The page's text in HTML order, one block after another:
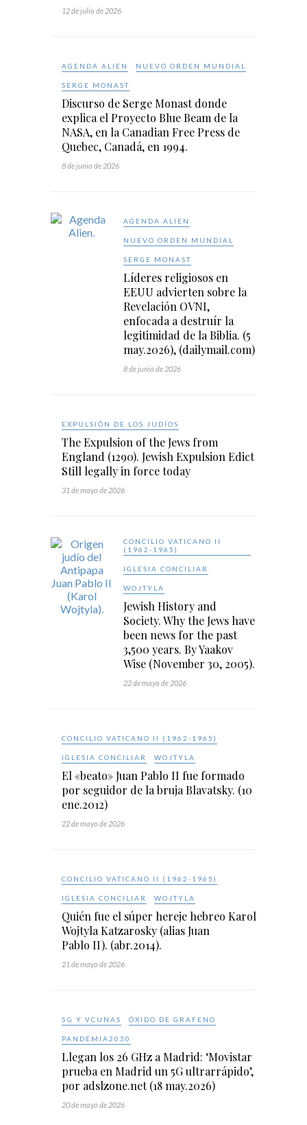
12 de julio de 2026
AGENDA ALIEN NUEVO ORDEN MUNDIAL
SERGE MONAST
Discurso de Serge Monast donde
explica el Proyecto Blue Beam de la
NASA, en la Canadian Free Press de
Quebec, Canadá, en 1994.
8 de junio de 2026
AGENDA ALIEN
NUEVO ORDEN MUNDIAL
SERGE MONAST
Líderes religiosos en
EEUU advierten sobre la
Revelación OVNI,
enfocada a destruír la
legitimidad de la Biblia. (5
may.2026), (dailymail.com)
8 de junio de 2026
EXPULSIÓN DE LOS JUDÍOS
The Expulsion of the Jews from
England (1290). Jewish Expulsion Edict
Still legally in force today
31 de mayo de 2026
CONCILIO VATICANO II
(1962-1965)
IGLESIA CONCILIAR
WOJTYLA
Jewish History and
Society. Why the Jews have
been news for the past
3,500 years. By Yaakov
Wise (November 30, 2005).
22 de mayo de 2026
CONCILIO VATICANO II (1962-1965)
IGLESIA CONCILIAR WOJTYLA
El «beato» Juan Pablo II fue formado
por seguidor de la bruja Blavatsky. (10
ene.2012)
22 de mayo de 2026
CONCILIO VATICANO II (1962-1965)
IGLESIA CONCILIAR WOJTYLA
Quién fue el súper hereje hebreo Karol
Wojtyla Katzarosky (alias Juan
Pablo II). (abr.2014).
21 de mayo de 2026
5G Y VCUNAS ÓXIDO DE GRAFENO
PANDEMIA2030
Llegan los 26 GHz a Madrid: ‘Movistar
prueba en Madrid un 5G ultrarrápido’,
por adslzone.net (18 may.2026)
20 de mayo de 2026